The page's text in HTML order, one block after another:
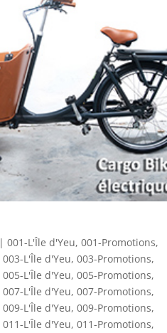
| 001-L'Île d'Yeu, 001-Promotions,
003-L'Île d'Yeu, 003-Promotions,
005-L'Île d'Yeu, 005-Promotions,
007-L'Île d'Yeu, 007-Promotions,
009-L'Île d'Yeu, 009-Promotions,
011-L'Île d'Yeu, 011-Promotions,